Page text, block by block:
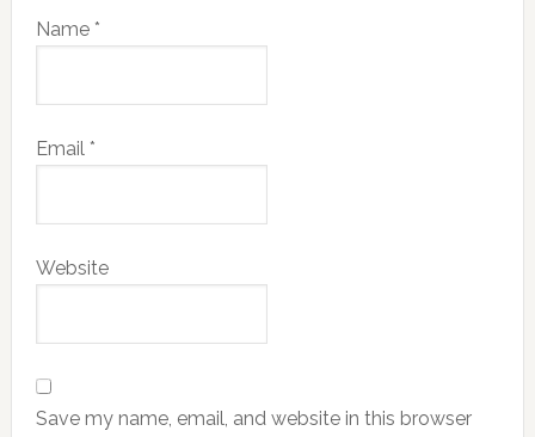
Name *
Email *
Website
Save my name, email, and website in this browser